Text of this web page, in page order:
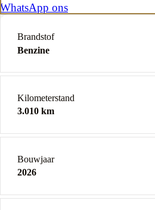
WhatsApp ons
Brandstof
Benzine
Kilometerstand
3.010 km
Bouwjaar
2026